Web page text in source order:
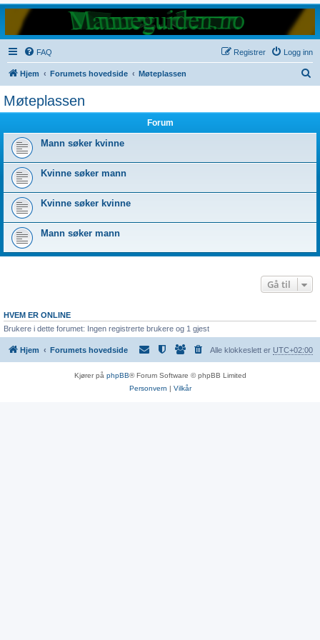
FAQ Logg inn
Registrer
Hjem Forumets hovedside Møteplassen
Møteplassen
Forum
Mann søker kvinne
Kvinne søker mann
Kvinne søker kvinne
Mann søker mann
Gå til
HVEM ER ONLINE
Brukere i dette forumet: Ingen registrerte brukere og 1 gjest
Hjem Forumets hovedside Alle klokkeslett er UTC+02:00
Kjører på phpBB® Forum Software © phpBB Limited
Personvern | Vilkår